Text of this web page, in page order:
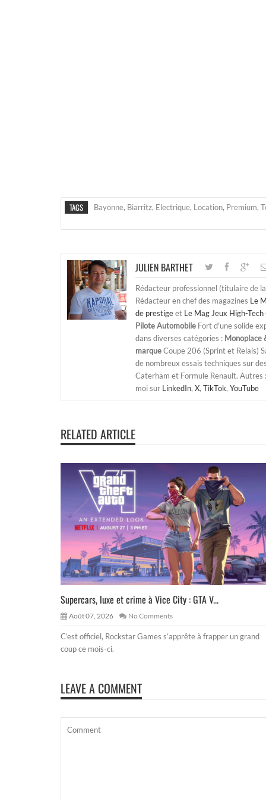
TAGS Bayonne, Biarritz, Electrique, Location, Premium,
JULIEN BARTHET
Rédacteur professionnel (titulaire de
Rédacteur en chef des magazines Le
de prestigeet Le Mag Jeux High-
Pilote Automobile Fort d'une solide
dans diverses catégories : Monoplace
marqueCoupe 206 (Sprint et Relais)
de nombreux essais techniques sur
Caterham et Formule Renault. Autres
moi sur LinkedIn, X, TikTok, YouTube
RELATED ARTICLE
Supercars, luxe et crime à Vice City : GTA V...
Août 07, 2026 No Comments
C’est officiel, Rockstar Games s’apprête à frapper un grand
coup ce mois-ci.
LEAVE A COMMENT